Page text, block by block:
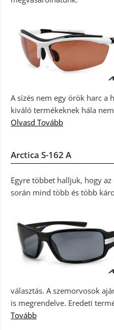
A sízés nem egy örök harc a
kiváló termékeknek hála
Olvasd Tovább
Arctica S-162 A
Egyre többet halljuk, hogy
során mind több és több
választás. A szemorvosok
is megrendelve. Eredeti
Tovább